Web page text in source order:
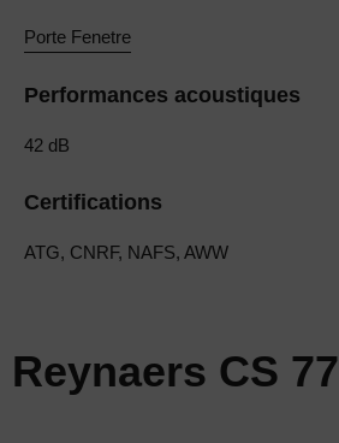
Porte Fenetre
Performances acoustiques
42 dB
Certifications
ATG, CNRF, NAFS, AWW
Reynaers CS 77